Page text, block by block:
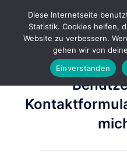
Diese Internetseite
Statistik. Cookies helfen,
Website zu verbessern.
gehen wir von
Einverstanden